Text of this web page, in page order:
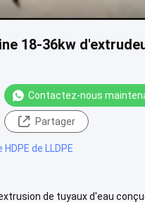
18-36kw
Contactez-nous
Partager
de LLDPE
de tuyaux d'eau